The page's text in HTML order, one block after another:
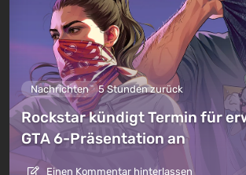
Nachrichten 5 Stunden zurück
Rockstar kündigt Termin für
GTA 6-Präsentation an
Einen Kommentar hinterlassen